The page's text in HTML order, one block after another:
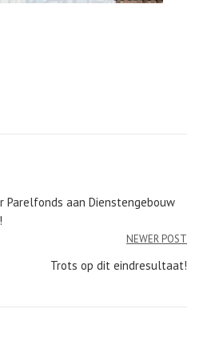
Parelfonds aan Dienstengebouw
NEWER POST
Trots op dit eindresultaat!